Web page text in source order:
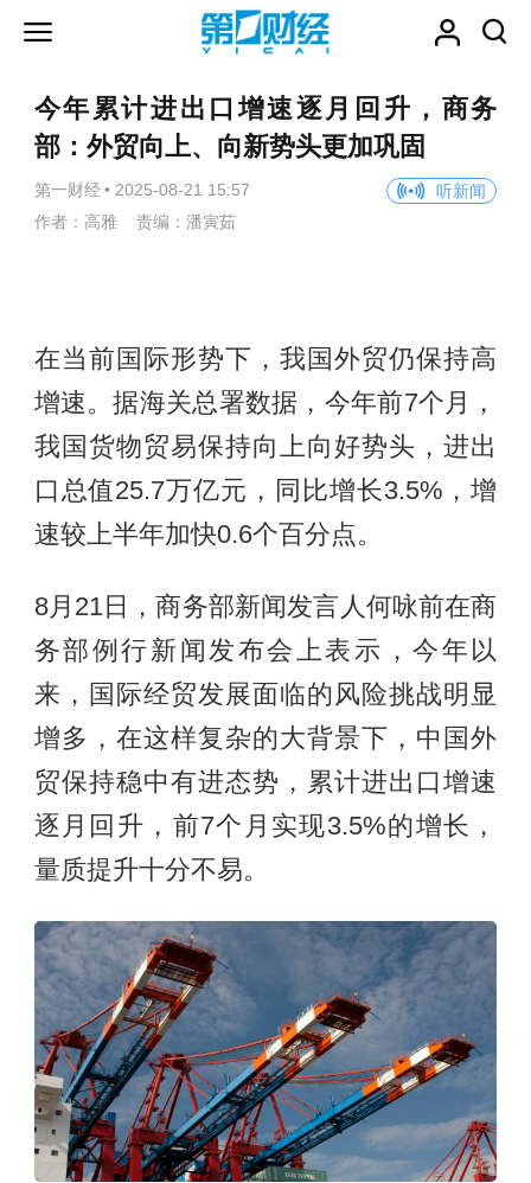
今年累计进出口增速逐月回升，商务
部：外贸向上、向新势头更加巩固
第一财经 • 2025-08-21 15:57
听新闻
作者：高雅 责编：潘寅茹
在当前国际形势下，我国外贸仍保持高
增速。据海关总署数据，今年前7个月，
我国货物贸易保持向上向好势头，进出
口总值25.7万亿元，同比增长3.5%，增
速较上半年加快0.6个百分点。
8月21日，商务部新闻发言人何咏前在商
务部例行新闻发布会上表示，今年以
来，国际经贸发展面临的风险挑战明显
增多，在这样复杂的大背景下，中国外
贸保持稳中有进态势，累计进出口增速
逐月回升，前7个月实现3.5%的增长，
量质提升十分不易。